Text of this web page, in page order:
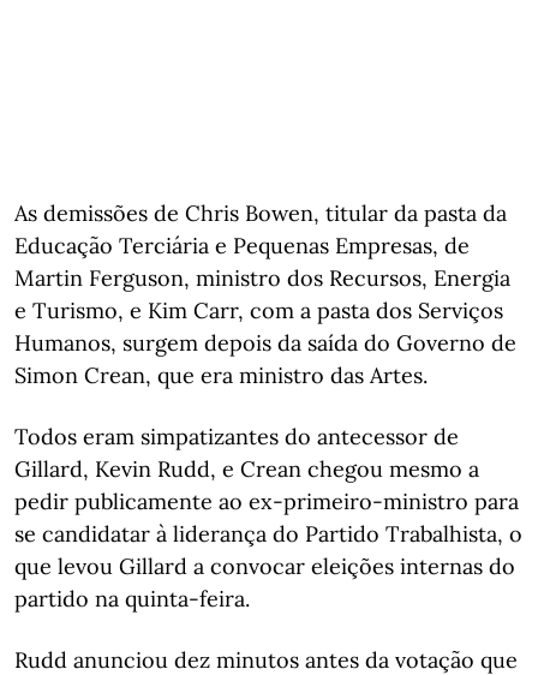
As demissões de Chris Bowen, titular da pasta da
Educação Terciária e Pequenas Empresas, de
Martin Ferguson, ministro dos Recursos, Energia
e Turismo, e Kim Carr, com a pasta dos Serviços
Humanos, surgem depois da saída do Governo de
Simon Crean, que era ministro das Artes.
Todos eram simpatizantes do antecessor de
Gillard, Kevin Rudd, e Crean chegou mesmo a
pedir publicamente ao ex-primeiro-ministro para
se candidatar à liderança do Partido Trabalhista, o
que levou Gillard a convocar eleições internas do
partido na quinta-feira.
Rudd anunciou dez minutos antes da votação que